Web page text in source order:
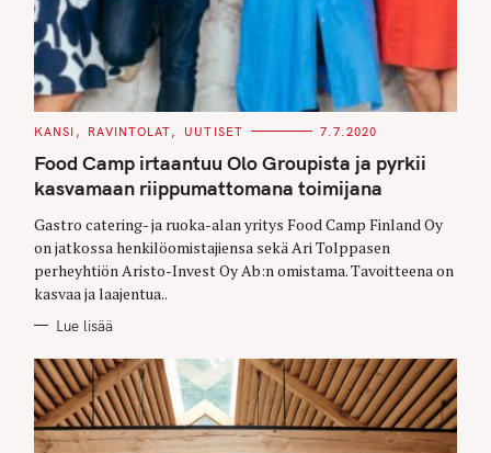
C
T
E
G
O
I
E
S
KANSI RAVINTOLAT UUTISET 7.7.2020
Food Camp irtaantuu Olo Groupista ja pyrkii
kasvamaan riippumattomana toimijana
Gastro catering- ja ruoka-alan yritys Food Camp Finland Oy
on jatkossa henkilöomistajiensa sekä Ari Tolppasen
perheyhtiön Aristo-Invest Oy Ab:n omistama. Tavoitteena on
kasvaa ja laajentua..
Lue lisää